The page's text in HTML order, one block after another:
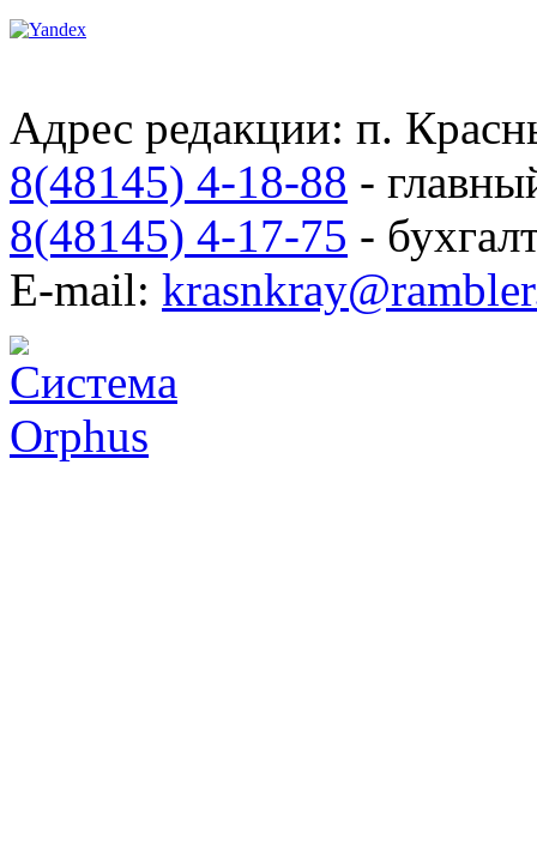
Адрес редакции: п.
8(48145) 4-18-88 -
8(48145) 4-17-75 -
E-mail: